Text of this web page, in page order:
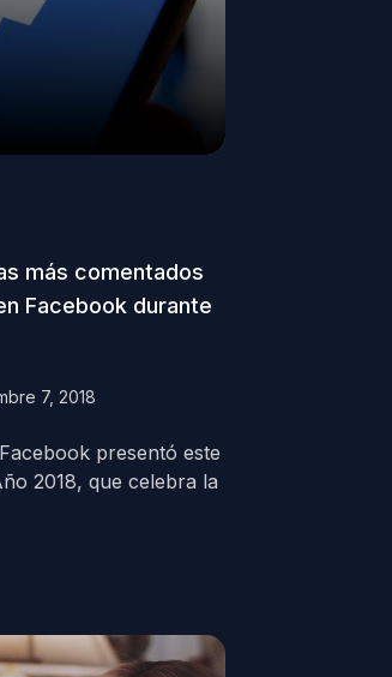
más comentados
Facebook durante
7, 2018
presentó este
2018, que celebra la